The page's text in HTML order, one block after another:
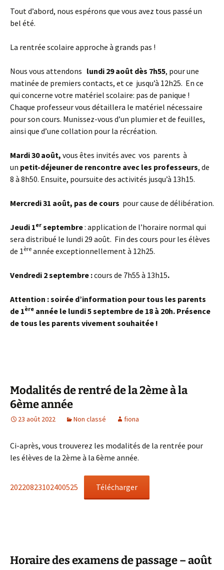
Tout d’abord, nous espérons que vous avez tous passé un
bel été.
La rentrée scolaire approche à grands pas !
Nous vous attendons lundi 29 août dès 7h55, pour une
matinée de premiers contacts, et ce jusqu’à 12h25. En ce
qui concerne votre matériel scolaire: pas de panique !
Chaque professeur vous détaillera le matériel nécessaire
pour son cours. Munissez-vous d’un plumier et de feuilles,
ainsi que d’une collation pour la récréation.
Mardi 30 août, vous êtes invités avec vos parents à
un petit-déjeuner de rencontre avec les professeurs, de
8 à 8h50. Ensuite, poursuite des activités jusqu’à 13h15.
Mercredi 31 août, pas de cours pour cause de délibération.
Jeudi 1er septembre: application de l’horaire normal qui
sera distribué le lundi 29 août. Fin des cours pour les élèves
de 1ère année exceptionnellement à 12h25.
Vendredi 2 septembre :cours de 7h55 à 13h15.
Attention : soirée d’information pour tous les parents
de 1ère année le lundi 5 septembre de 18 à 20h. Présence
de tous les parents vivement souhaitée !
Modalités de rentré de la 2ème à la
6ème année
23 août 2022 Non classé fiona
Ci-après, vous trouverez les modalités de la rentrée pour
les élèves de la 2ème à la 6ème année.
20220823102400525 Télécharger
Horaire des examens de passage – août